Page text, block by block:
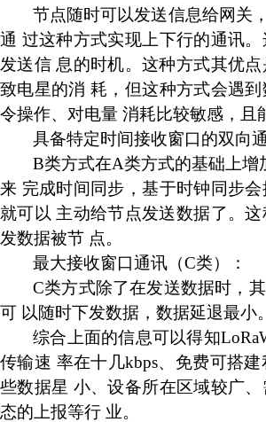
节点随时可以发送信息给网关
通 过这种方式实现上下行的通讯
发送信 息的时机。这种方式其优
致电星的消 耗，但这种方式会遇
令操作、对电量 消耗比较敏感，且
具备特定时间接收窗口的双向
B类方式在A类方式的基础上增
来 完成时间同步，基于时钟同步
就可以 主动给节点发送数据了。
发数据被节 点。
最大接收窗口通讯 （C类）：
C类方式除了在发送数据时，
可 以随时下发数据，数据延退最
综合上面的信息可以得知
传输速 率在十几kbps、 免费可搭
些数据星 小、设备所在区域较广
态的上报等行 业。